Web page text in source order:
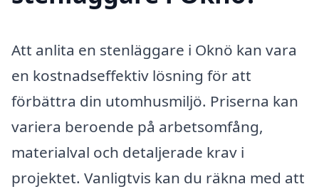
Att anlita en stenläggare i Oknö kan vara
en kostnadseffektiv lösning för att
förbättra din utomhusmiljö. Priserna kan
variera beroende på arbetsomfång,
materialval och detaljerade krav i
projektet. Vanligtvis kan du räkna med att